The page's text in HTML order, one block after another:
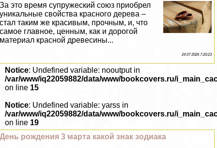
За это время супружеский союз приобрел
уникальные свойства красного дерева –
стал таким же красивым, прочным, и, что
самое главное, ценным, как и дорогой
материал красной древесины...
24 07 2026 7:20:23
Notice: Undefined variable: nooutput in
/var/www/iq22059882/data/www/bookcovers.ru/
on line 15
Notice: Undefined variable: yarss in
/var/www/iq22059882/data/www/bookcovers.ru/
on line 19
День рождения 3 марта какой знак зодиака